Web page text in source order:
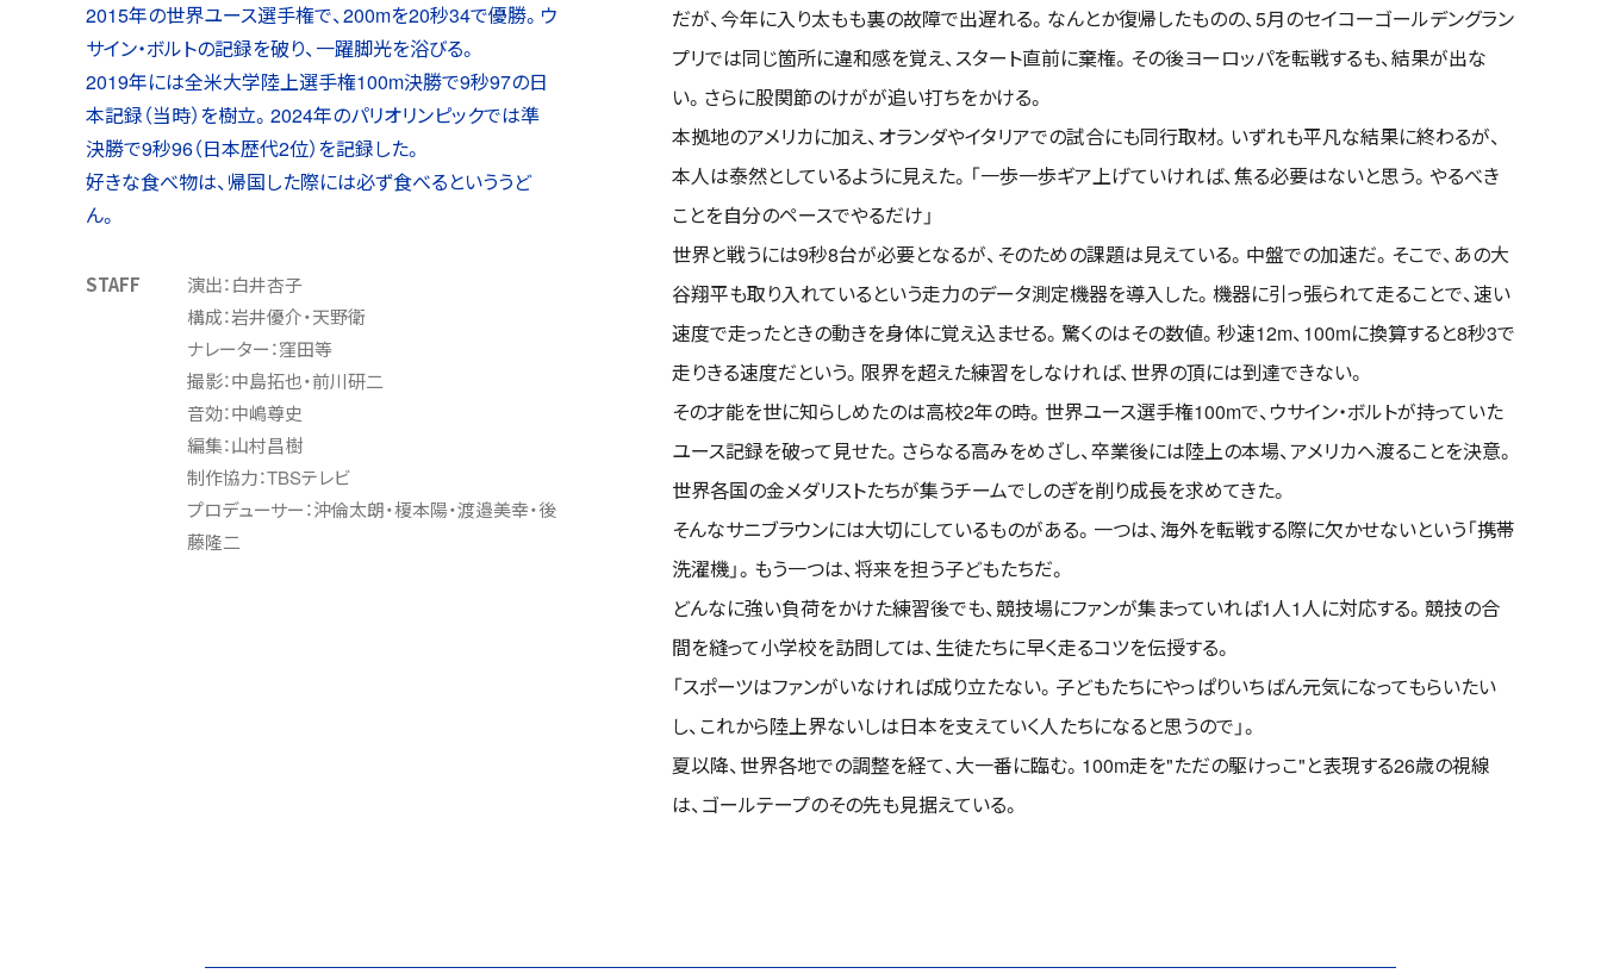
だが、今年に入り太もも裏の故障で出遅れる。なんとか復帰したものの、5月のセイコーゴールデングラン
プリでは同じ箇所に違和感を覚え、スタート直前に棄権。その後ヨーロッパを転戦するも、結果が出な
い。さらに股関節のけがが追い打ちをかける。
本拠地のアメリカに加え、オランダやイタリアでの試合にも同行取材。いずれも平凡な結果に終わるが、
本人は泰然としているように見えた。「一歩一歩ギア上げていければ、焦る必要はないと思う。やるべき
ことを自分のペースでやるだけ」
世界と戦うには9秒8台が必要となるが、そのための課題は見えている。中盤での加速だ。そこで、あの大
谷翔平も取り入れているという走力のデータ測定機器を導入した。機器に引っ張られて走ることで、速い
速度で走ったときの動きを身体に覚え込ませる。驚くのはその数値。秒速12m、100mに換算すると8秒3で
走りきる速度だという。限界を超えた練習をしなければ、世界の頂には到達できない。
その才能を世に知らしめたのは高校2年の時。世界ユース選手権100mで、ウサイン・ボルトが持っていた
ユース記録を破って見せた。さらなる高みをめざし、卒業後には陸上の本場、アメリカへ渡ることを決意。
世界各国の金メダリストたちが集うチームでしのぎを削り成長を求めてきた。
そんなサニブラウンには大切にしているものがある。一つは、海外を転戦する際に欠かせないという「携帯
洗濯機」。もう一つは、将来を担う子どもたちだ。
どんなに強い負荷をかけた練習後でも、競技場にファンが集まっていれば1人1人に対応する。競技の合
間を縫って小学校を訪問しては、生徒たちに早く走るコツを伝授する。
「スポーツはファンがいなければ成り立たない。子どもたちにやっぱりいちばん元気になってもらいたい
し、これから陸上界ないしは日本を支えていく人たちになると思うので」。
夏以降、世界各地での調整を経て、大一番に臨む。100m走を"ただの駆けっこ"と表現する26歳の視線
は、ゴールテープのその先も見据えている。
2015年の世界ユース選手権で、200mを20秒34で優勝。ウ
サイン・ボルトの記録を破り、一躍脚光を浴びる。
2019年には全米大学陸上選手権100m決勝で9秒97の日
本記録（当時）を樹立。2024年のパリオリンピックでは準
決勝で9秒96（日本歴代2位）を記録した。
好きな食べ物は、帰国した際には必ず食べるといううど
ん。
STAFF
演出：白井杏子
構成：岩井優介・天野衛
ナレーター：窪田等
撮影：中島拓也・前川研二
音効：中嶋尊史
編集：山村昌樹
制作協力：TBSテレビ
プロデューサー：沖倫太朗・榎本陽・渡邉美幸・後
藤隆二